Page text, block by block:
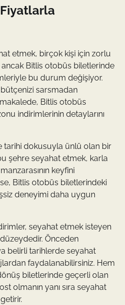
Fiyatlarla
etmek, birçok kişi için zorlu
Bitlis otobüs biletlerinde
bu durum değişiyor.
bütçenizi sarsmadan
Bitlis otobüs
indirimlerinin detaylarını
tarihi dokusuyla ünlü olan bir
şehre seyahat etmek, karla
keyfini
ise, Bitlis otobüs biletlerindeki
deneyimi daha uygun
seyahat etmek isteyen
Önceden
belirli tarihlerde seyahat
faydalanabilirsiniz. Hem
biletlerinde geçerli olan
olmanın yanı sıra seyahat